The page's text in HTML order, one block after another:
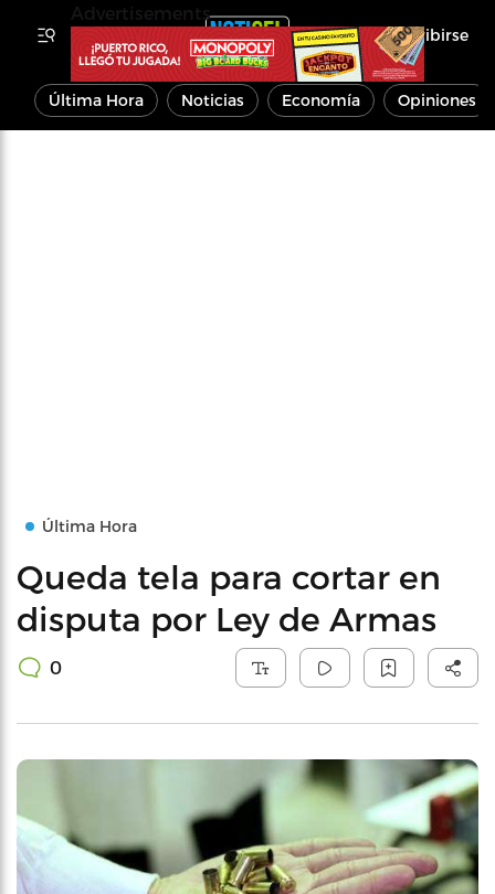
Inscribirse
Última Hora Noticias Economía Opiniones
Última Hora
Queda tela para cortar en
disputa por Ley de Armas
0
Advertisements